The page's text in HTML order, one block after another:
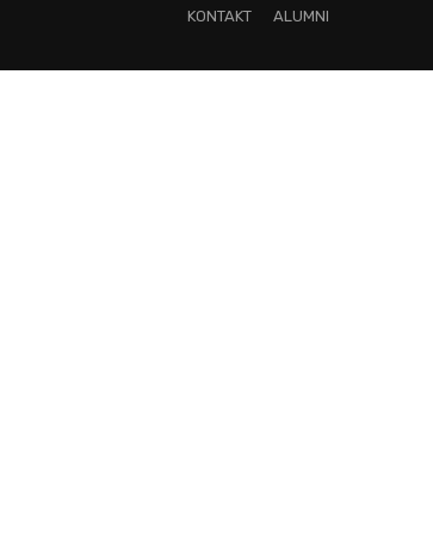
KONTAKT ALUMNI